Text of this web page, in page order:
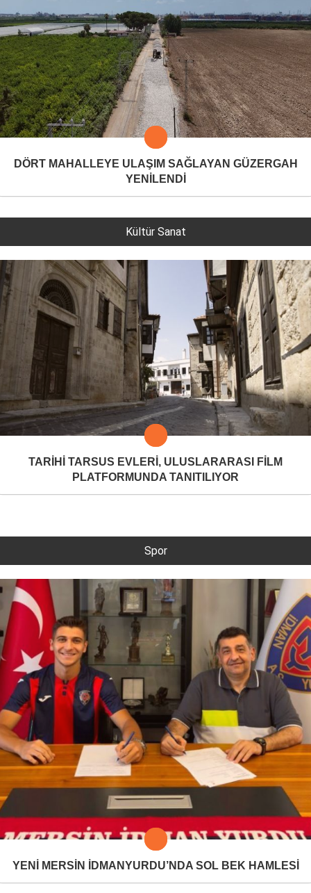
DÖRT MAHALLEYE ULAŞIM SAĞLAYAN GÜZERGAH
YENİLENDİ
Kültür Sanat
TARİHİ TARSUS EVLERİ, ULUSLARARASI FİLM
PLATFORMUNDA TANITILIYOR
Spor
YENİ MERSİN İDMANYURDU’NDA SOL BEK HAMLESİ